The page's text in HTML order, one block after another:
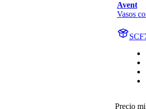
Avent
Vasos
Precio